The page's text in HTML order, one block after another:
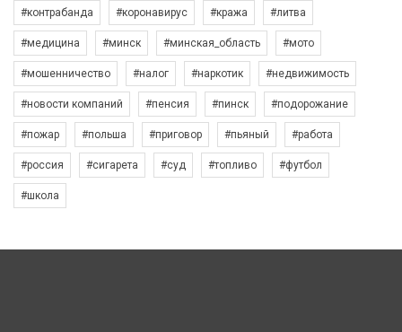
#контрабанда #коронавирус #кража #литва
#медицина #минск #минская_область #мото
#мошенничество #налог #наркотик #недвижимость
#новости компаний #пенсия #пинск #подорожание
#пожар #польша #приговор #пьяный #работа
#россия #сигарета #суд #топливо #футбол
#школа